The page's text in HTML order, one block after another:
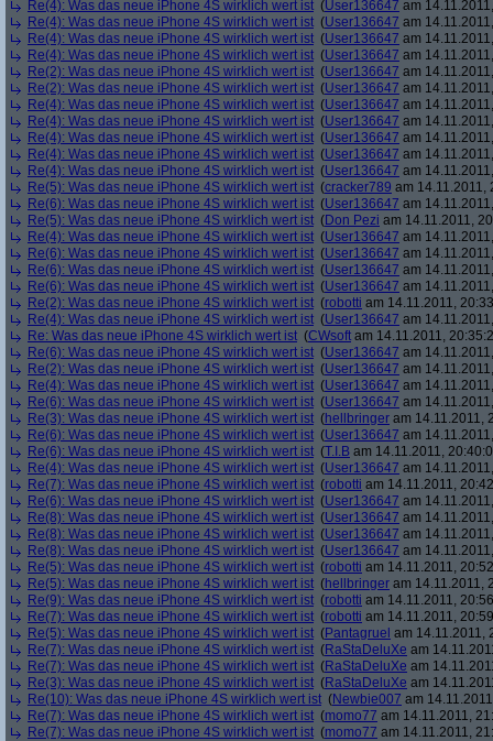
Re(4): Was das neue iPhone 4S wirklich wert ist (User136647 am
Re(4): Was das neue iPhone 4S wirklich wert ist (User136647 am
Re(4): Was das neue iPhone 4S wirklich wert ist (User136647 am
Re(4): Was das neue iPhone 4S wirklich wert ist (User136647 am
Re(2): Was das neue iPhone 4S wirklich wert ist (User136647 am
Re(2): Was das neue iPhone 4S wirklich wert ist (User136647 am
Re(4): Was das neue iPhone 4S wirklich wert ist (User136647 am
Re(4): Was das neue iPhone 4S wirklich wert ist (User136647 am
Re(4): Was das neue iPhone 4S wirklich wert ist (User136647 am
Re(4): Was das neue iPhone 4S wirklich wert ist (User136647 am
Re(4): Was das neue iPhone 4S wirklich wert ist (User136647 am
Re(5): Was das neue iPhone 4S wirklich wert ist (cracker789 am 14.11.2011,
Re(6): Was das neue iPhone 4S wirklich wert ist (User136647 am
Re(5): Was das neue iPhone 4S wirklich wert ist (Don Pezi am 14.11.2011,
Re(4): Was das neue iPhone 4S wirklich wert ist (User136647 am
Re(6): Was das neue iPhone 4S wirklich wert ist (User136647 am
Re(6): Was das neue iPhone 4S wirklich wert ist (User136647 am
Re(6): Was das neue iPhone 4S wirklich wert ist (User136647 am
Re(2): Was das neue iPhone 4S wirklich wert ist (robotti am 14.11.2011,
Re(4): Was das neue iPhone 4S wirklich wert ist (User136647 am
Re: Was das neue iPhone 4S wirklich wert ist (CWsoft am 14.11.2011,
Re(6): Was das neue iPhone 4S wirklich wert ist (User136647 am
Re(2): Was das neue iPhone 4S wirklich wert ist (User136647 am
Re(4): Was das neue iPhone 4S wirklich wert ist (User136647 am
Re(6): Was das neue iPhone 4S wirklich wert ist (User136647 am
Re(3): Was das neue iPhone 4S wirklich wert ist (hellbringer am 14.11.2011,
Re(6): Was das neue iPhone 4S wirklich wert ist (User136647 am
Re(6): Was das neue iPhone 4S wirklich wert ist (T.I.B am 14.11.2011,
Re(4): Was das neue iPhone 4S wirklich wert ist (User136647 am
Re(7): Was das neue iPhone 4S wirklich wert ist (robotti am 14.11.2011,
Re(6): Was das neue iPhone 4S wirklich wert ist (User136647 am
Re(8): Was das neue iPhone 4S wirklich wert ist (User136647 am
Re(8): Was das neue iPhone 4S wirklich wert ist (User136647 am
Re(8): Was das neue iPhone 4S wirklich wert ist (User136647 am
Re(5): Was das neue iPhone 4S wirklich wert ist (robotti am 14.11.2011,
Re(5): Was das neue iPhone 4S wirklich wert ist (hellbringer am 14.11.2011,
Re(9): Was das neue iPhone 4S wirklich wert ist (robotti am 14.11.2011,
Re(7): Was das neue iPhone 4S wirklich wert ist (robotti am 14.11.2011,
Re(5): Was das neue iPhone 4S wirklich wert ist (Pantagruel am 14.11.2011,
Re(7): Was das neue iPhone 4S wirklich wert ist (RaStaDeluXe am
Re(7): Was das neue iPhone 4S wirklich wert ist (RaStaDeluXe am
Re(3): Was das neue iPhone 4S wirklich wert ist (RaStaDeluXe am
Re(10): Was das neue iPhone 4S wirklich wert ist (Newbie007 am
Re(7): Was das neue iPhone 4S wirklich wert ist (momo77 am 14.11.2011,
Re(7): Was das neue iPhone 4S wirklich wert ist (momo77 am 14.11.2011,